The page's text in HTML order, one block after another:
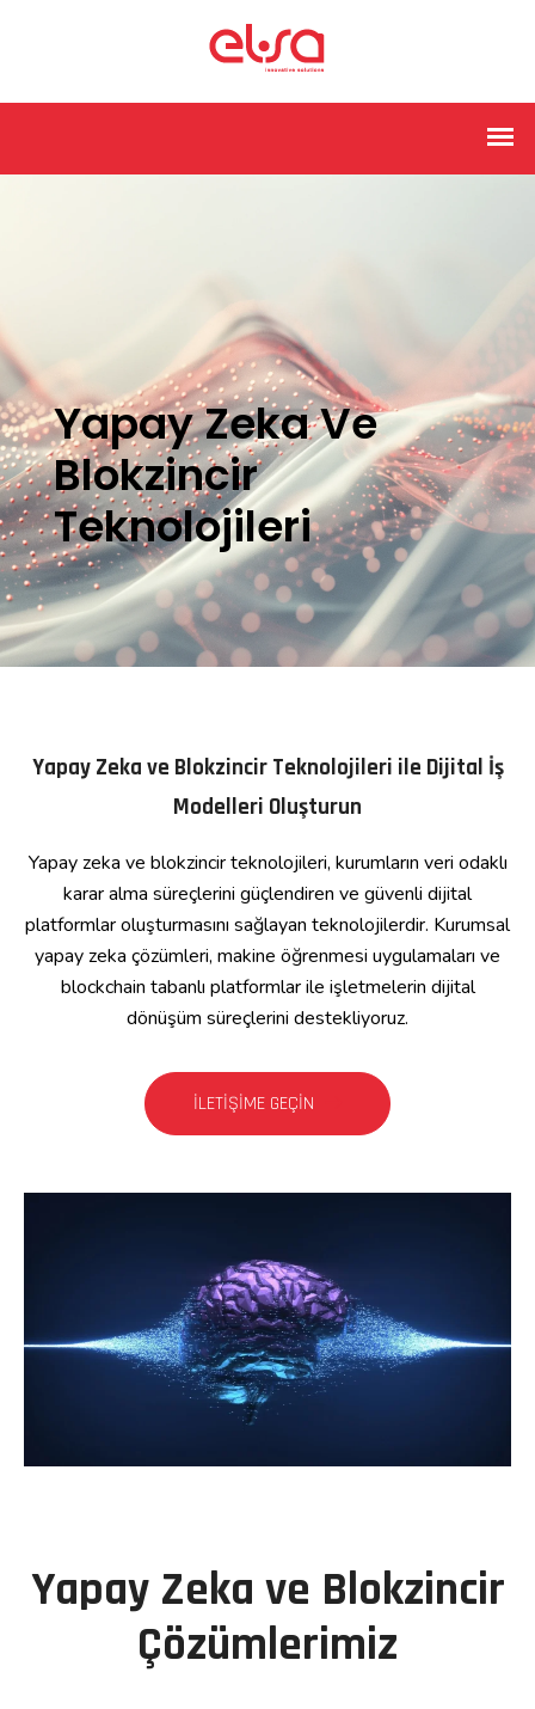
Yapay Zeka Ve
Blokzincir
Teknolojileri
Yapay Zeka ve Blokzincir Teknolojileri ile Dijital İş
Modelleri Oluşturun
Yapay zeka ve blokzincir teknolojileri, kurumların veri odaklı
karar alma süreçlerini güçlendiren ve güvenli dijital
platformlar oluşturmasını sağlayan teknolojilerdir. Kurumsal
yapay zeka çözümleri, makine öğrenmesi uygulamaları ve
blockchain tabanlı platformlar ile işletmelerin dijital
dönüşüm süreçlerini destekliyoruz.
İLETIŞIME GEÇIN
Yapay Zeka ve Blokzincir
Çözümlerimiz